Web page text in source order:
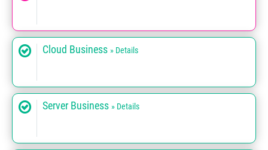
Cloud Business » Details
Server Business » Details